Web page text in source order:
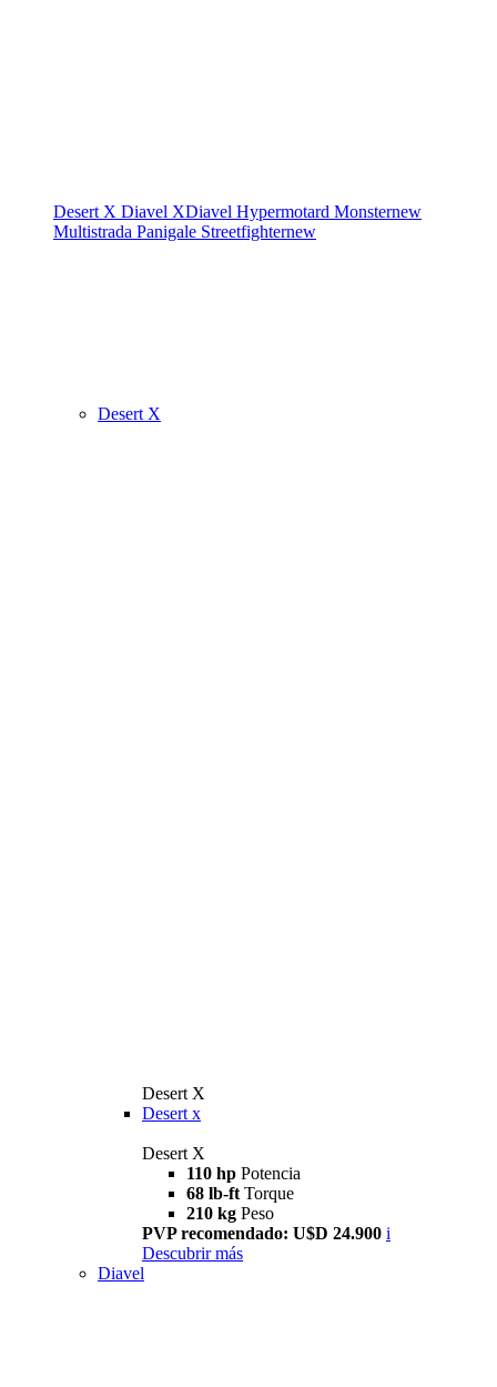
Desert X Diavel XDiavel Hypermotard Monsternew
Multistrada Panigale Streetfighternew
Desert X
Desert X
Desert x
Desert X
110 hp Potencia
68 lb-ft Torque
210 kg Peso
PVP recomendado: U$D 24.900 i
Descubrir más
Diavel